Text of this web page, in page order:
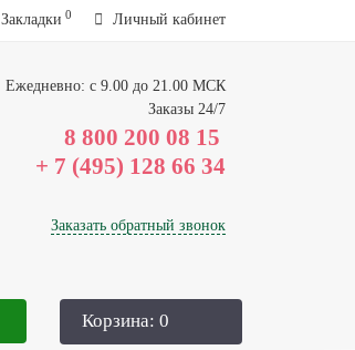
Закладки 0 Личный кабинет
Ежедневно: с 9.00 до 21.00 МСК
Заказы 24/7
8 800 200 08 15
Заказать обратный звонок
Корзина: 0